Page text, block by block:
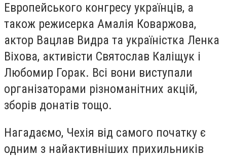
Европейського конгресу українців, а
також режисерка Амалія Коваржова,
актор Вацлав Видра та україністка Ленка
Віхова, активісти Святослав Каліщук і
Любомир Горак. Всі вони виступали
організаторами різноманітних акцій,
зборів донатів тощо.
Нагадаємо, Чехія від самого початку є
одним з найактивніших прихильників